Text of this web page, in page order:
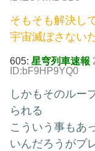
そもそも解決し
宇宙滅ぼさない
605: 星穹列車速報
ID:bF9HP9YQ0
しかもそのルー
られる
こういう事もあ
いんだろうがプ